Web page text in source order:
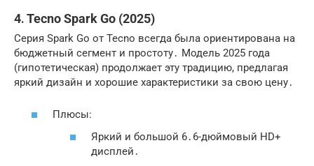
4․ Tecno Spark Go (2025)
Серия Spark Go от Tecno всегда была ориентирована на
бюджетный сегмент и простоту․ Модель 2025 года
(гипотетическая) продолжает эту традицию, предлагая
яркий дизайн и хорошие характеристики за свою цену․
Плюсы:
Яркий и большой 6․6-дюймовый HD+
дисплей․